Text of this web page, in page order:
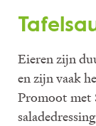
Eieren zijn
en zijn vaak
Promoot met